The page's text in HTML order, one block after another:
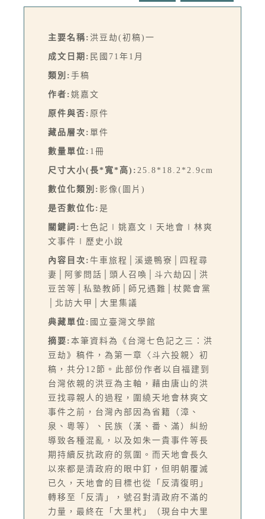
主要名稱: 洪豆劫(初稿)一
成文日期: 民國71年1月
類別: 手稿
作者: 姚嘉文
原件與否: 原件
藏品層次: 單件
數量單位: 1冊
尺寸大小(長*寬*高): 25.8*18.2*2.9cm
數位化類別: 影像(圖片)
是否數位化: 是
關鍵詞: 七色記∣姚嘉文∣天地會∣林爽
文事件∣歷史小說
內容目次: 牛車旅程│溪邊鴨寮│四程尋
妻│阿爹問話│頭人召喚│斗六劫囚│洪
豆苦等│私塾教師│師兄遇難│杖斃會黨
│北訪大甲│大里集議
典藏單位: 國立臺灣文學館
摘要: 本筆資料為《台灣七色記之三：洪
豆劫》稿件，為第一章〈斗六投親〉初
稿，共分12節。此部份作者以自福建到
台灣依親的洪豆為主軸，藉由唐山的洪
豆找尋親人的過程，圍繞天地會林爽文
事件之前，台灣內部因為省籍（漳、
泉、粵等）、民族（漢、番、滿）糾紛
導致各種混亂，以及如朱一貴事件等長
期持續反抗政府的氛圍。而天地會長久
以來都是清政府的眼中釘，但明朝覆滅
已久，天地會的目標也從「反清復明」
轉移至「反清」，號召對清政府不滿的
力量，最終在「大里杙」（現台中大里